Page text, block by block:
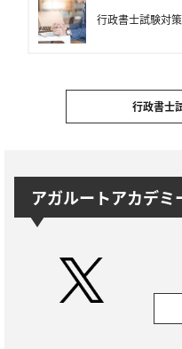
行政書士試験対
行政書士
アガルートアカデミ